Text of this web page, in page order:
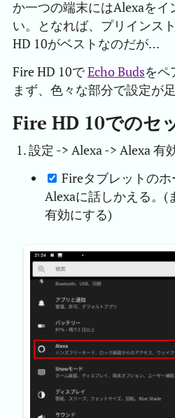
か一つの端末にはAlexaをイ
い。となれば、プリインス
HD 10がベストなのだが…
Fire HD 10でEcho Budsをペ
まず、色々な部分で設定が
Fire HD 10でのセ
設定 -> Alexa -> Alexa 有
Fireタブレットの
Alexaに話しかえる。(
有効にする)